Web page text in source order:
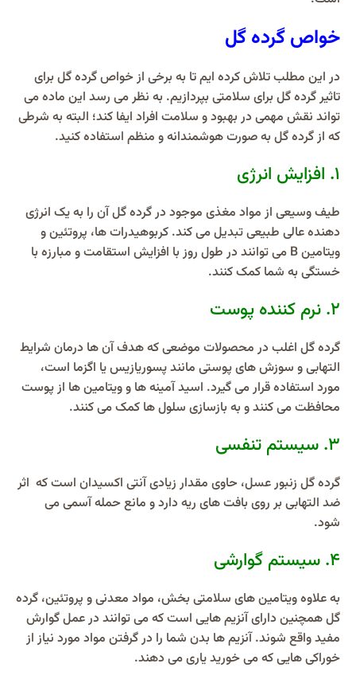
خواص گرده گل
در این مطلب تلاش کرده ایم تا به برخی از خواص گرده گل برای
تاثیر گرده گل برای سلامتی بپردازیم. به نظر می رسد این ماده می
تواند نقش مهمی در بهبود و سلامت افراد ایفا کند؛ البته به شرطی
که از گرده گل به صورت هوشمندانه و منظم استفاده کنید.
۱. افزایش انرژی
طیف وسیعی از مواد مغذی موجود در گرده گل آن را به یک انرژی
دهنده عالی طبیعی تبدیل می کند. کربوهیدرات ها، پروتئین و
ویتامین B می توانند در طول روز با افزایش استقامت و مبارزه با
خستگی به شما کمک کنند.
۲. نرم کننده پوست
گرده گل اغلب در محصولات موضعی که هدف آن ها درمان شرایط
التهابی و سوزش های پوستی مانند پسوریازیس یا اگزما است،
مورد استفاده قرار می گیرد. اسید آمینه ها و ویتامین ها از پوست
محافظت می کنند و به بازسازی سلول ها کمک می کنند.
۳. سیستم تنفسی
گرده گل زنبور عسل، حاوی مقدار زیادی آنتی اکسیدان است که اثر
ضد التهابی بر روی بافت های ریه دارد و مانع حمله آسمی می
شود.
۴. سیستم گوارشی
به علاوه ویتامین های سلامتی بخش، مواد معدنی و پروتئین، گرده
گل همچنین دارای آنزیم هایی است که می توانند در عمل گوارش
مفید واقع شوند. آنزیم ها بدن شما را در گرفتن مواد مورد نیاز از
خوراکی هایی که می خورید یاری می دهند.